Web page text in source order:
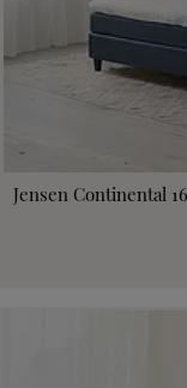
Jensen Continental